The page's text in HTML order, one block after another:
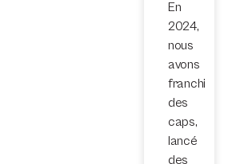
En
2024,
nous
avons
franchi
des
caps,
lancé
des